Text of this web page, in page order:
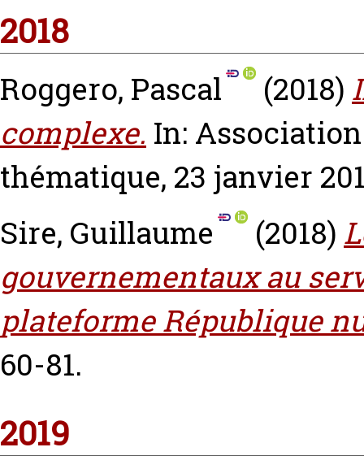
2018
Roggero, Pascal (2018)
complexe. In:
thématique, 23 janvier
Sire, Guillaume
(2018)
gouvernementaux au
plateforme République
60-81.
2019